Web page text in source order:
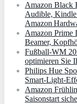
Amazon Black
Audible,
Amazon
Amazon Prime
Beamer,
Fußball-WM
optimieren Sie
Philips Hue
Amazon
Saisonstart